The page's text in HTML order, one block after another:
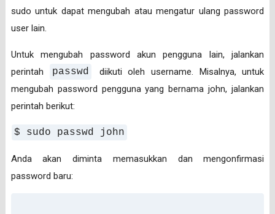
sudo untuk dapat mengubah atau mengatur ulang password
user lain.
Untuk mengubah password akun pengguna lain, jalankan
perintah
passwd
diikuti oleh username. Misalnya, untuk
mengubah password pengguna yang bernama john, jalankan
perintah berikut:
$ sudo passwd john
Anda akan diminta memasukkan dan mengonfirmasi
password baru: